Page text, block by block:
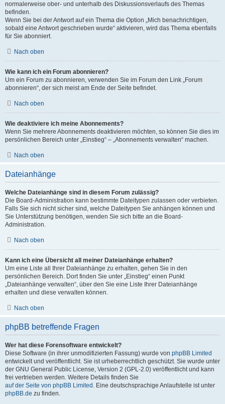
normalerweise ober- und unterhalb des Diskussionsverlaufs des Themas
befinden.
Wenn Sie bei der Antwort auf ein Thema die Option „Mich benachrichtigen,
sobald eine Antwort geschrieben wurde“ aktivieren, wird das Thema ebenfalls
für Sie abonniert.
Nach oben
Wie kann ich ein Forum abonnieren?
Um ein Forum zu abonnieren, verwenden Sie im Forum den Link „Forum
abonnieren“, der sich meist am Ende der Seite befindet.
Nach oben
Wie deaktiviere ich meine Abonnements?
Wenn Sie mehrere Abonnements deaktivieren möchten, so können Sie dies im
persönlichen Bereich unter „Einstieg“ – „Abonnements verwalten“ machen.
Nach oben
Dateianhänge
Welche Dateianhänge sind in diesem Forum zulässig?
Die Board-Administration kann bestimmte Dateitypen zulassen oder verbieten.
Falls Sie sich nicht sicher sind, welche Dateitypen Sie anhängen können und
Sie Unterstützung benötigen, wenden Sie sich bitte an die Board-
Administration.
Nach oben
Kann ich eine Übersicht all meiner Dateianhänge erhalten?
Um eine Liste all Ihrer Dateianhänge zu erhalten, gehen Sie in den
persönlichen Bereich. Dort finden Sie unter „Einstieg“ einen Punkt
„Dateianhänge verwalten“, über den Sie eine Liste Ihrer Dateianhänge
erhalten und diese verwalten können.
Nach oben
phpBB betreffende Fragen
Wer hat diese Forensoftware entwickelt?
Diese Software (in ihrer unmodifizierten Fassung) wurde von phpBB Limited
entwickelt und veröffentlicht. Sie ist urheberrechtlich geschützt. Sie wurde unter
der GNU General Public License, Version 2 (GPL-2.0) veröffentlicht und kann
frei vertrieben werden. Weitere Details finden Sie
auf der Seite von phpBB Limited . Eine deutschsprachige Anlaufstelle ist unter
phpBB.de zu finden.